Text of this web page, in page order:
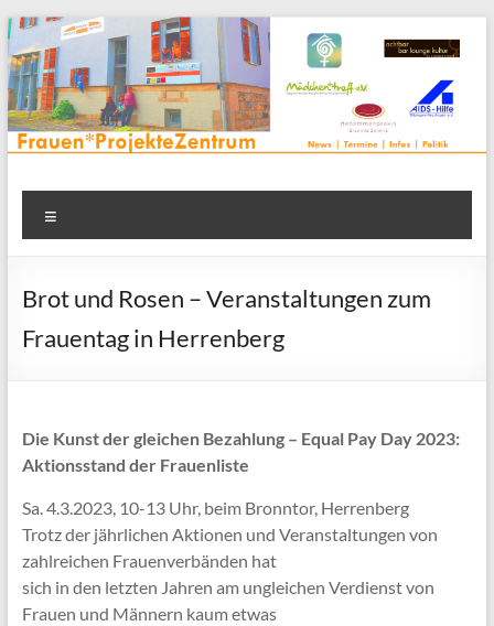
Zum
Inhalt
springen
Frauenprojektehaus wird
FrauenProjekteZentrum
Frauen* | Mädchen* | Projekte | Beratung | Veranstaltungen |
in einem Zentrum | Räume für alle | Projektarbeit | Begegnung
Brot und Rosen – Veranstaltungen zum
Frauentag in Herrenberg
Die Kunst der gleichen Bezahlung – Equal Pay Day 2023:
Aktionsstand der Frauenliste
Sa. 4.3.2023, 10-13 Uhr, beim Bronntor, Herrenberg
Trotz der jährlichen Aktionen und Veranstaltungen von
zahlreichen Frauenverbänden hat
sich in den letzten Jahren am ungleichen Verdienst von
Frauen und Männern kaum etwas